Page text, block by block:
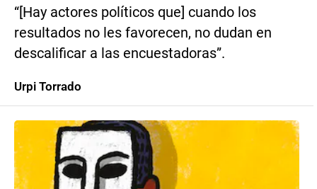
“[Hay actores políticos que] cuando los
resultados no les favorecen, no dudan en
descalificar a las encuestadoras”.
Urpi Torrado